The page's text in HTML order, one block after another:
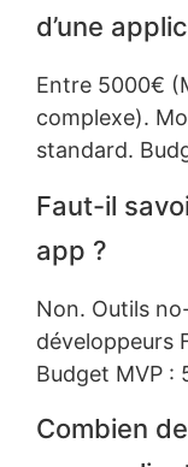
d’une
Entre 5000€
complexe).
standard.
Faut-il
app ?
Non. Outils
développeurs
Budget MVP :
Combien